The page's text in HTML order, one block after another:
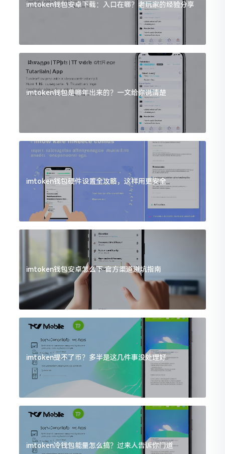
imtoken钱包安卓下载：入口在哪？老玩家的经验分享
imtoken钱包是哪年出来的？一文给你说清楚
imtoken钱包硬件设置全攻略，这样用更安全
imtoken钱包安卓怎么下 官方渠道避坑指南
imtoken提不了币？多半是这几件事没处理好
imtoken冷钱包能量怎么搞？过来人告诉你门道